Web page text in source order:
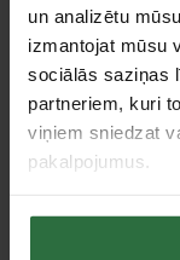
un analizētu
izmantojat mūsu
sociālās saziņas
partneriem, kuri
viņiem sniedzat
pakalpojumus.
Tie, kas apskatīja
Failed to load